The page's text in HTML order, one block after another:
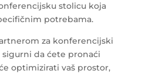
stolicu koja
potrebama.
za konferencijski
da ćete pronaći
optimizirati vaš prostor,